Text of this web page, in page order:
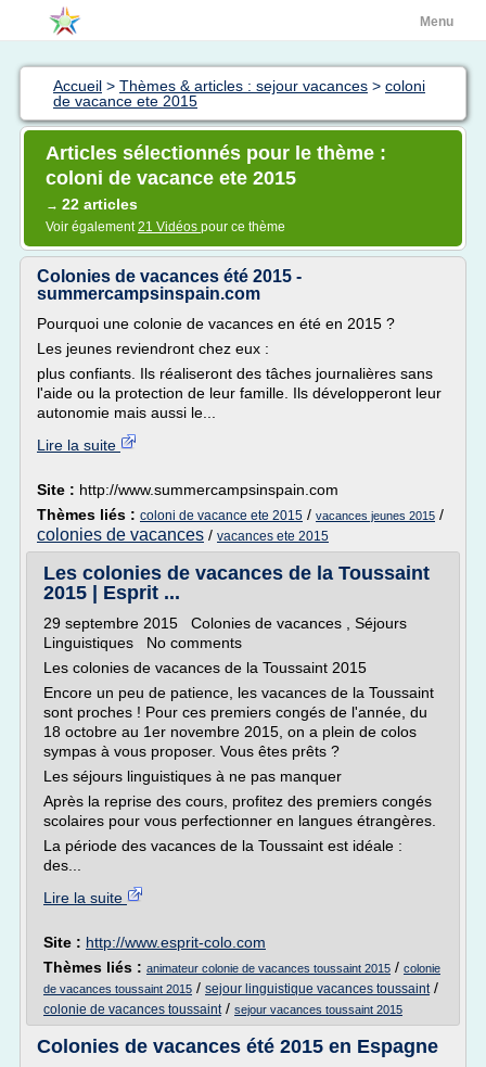
Menu
Accueil > Thèmes & articles : sejour vacances > coloni
de vacance ete 2015
Articles sélectionnés pour le thème :
coloni de vacance ete 2015
→ 22 articles
Voir également21 Vidéos pour ce thème
Colonies de vacances été 2015 -
summercampsinspain.com
Pourquoi une colonie de vacances en été en 2015 ?
Les jeunes reviendront chez eux :
plus confiants. Ils réaliseront des tâches journalières sans
l'aide ou la protection de leur famille. Ils développeront leur
autonomie mais aussi le...
Lire la suite
Site : http://www.summercampsinspain.com
Thèmes liés : coloni de vacance ete 2015 / vacances jeunes 2015 /
colonies de vacances / vacances ete 2015
Les colonies de vacances de la Toussaint
2015 | Esprit ...
29 septembre 2015 Colonies de vacances , Séjours
Linguistiques No comments
Les colonies de vacances de la Toussaint 2015
Encore un peu de patience, les vacances de la Toussaint
sont proches ! Pour ces premiers congés de l'année, du
18 octobre au 1er novembre 2015, on a plein de colos
sympas à vous proposer. Vous êtes prêts ?
Les séjours linguistiques à ne pas manquer
Après la reprise des cours, profitez des premiers congés
scolaires pour vous perfectionner en langues étrangères.
La période des vacances de la Toussaint est idéale :
des...
Lire la suite
Site : http://www.esprit-colo.com
Thèmes liés : animateur colonie de vacances toussaint 2015 / colonie
de vacances toussaint 2015 / sejour linguistique vacances toussaint/
colonie de vacances toussaint/ sejour vacances toussaint 2015
Colonies de vacances été 2015 en Espagne